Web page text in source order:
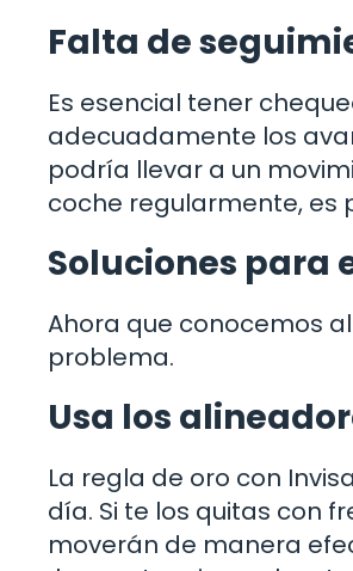
Falta de
Es esencial tener
adecuadamente los
podría llevar a un
coche regularmente, es
Soluciones para
Ahora que conocemos
problema.
Usa los
La regla de oro con
día. Si te los quitas con
moverán de manera